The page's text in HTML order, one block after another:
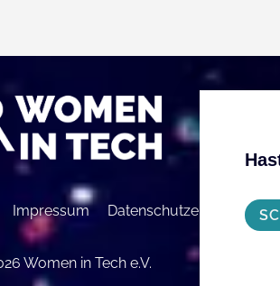
Impressum Datenschutzerklärung
Women in Tech e.V.